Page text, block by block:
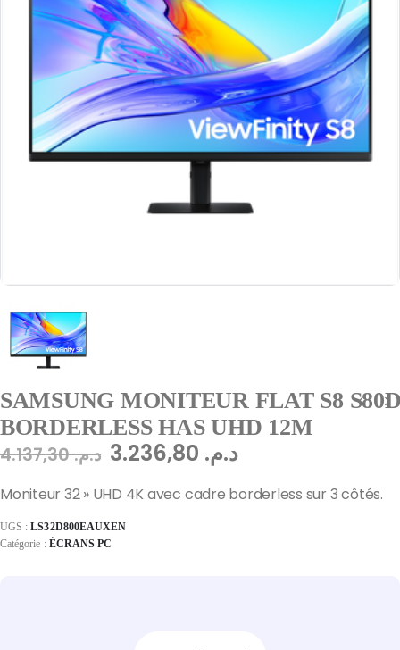
SAMSUNG MONITEUR FLAT S8
BORDERLESS HAS UHD 12M
د.م.4.137,30 د.م.
Moniteur 32 » UHD 4K avec cadre borderless sur 3 côtés.
UGS :LS32D800EAUXEN
Catégorie : ÉCRANS PC